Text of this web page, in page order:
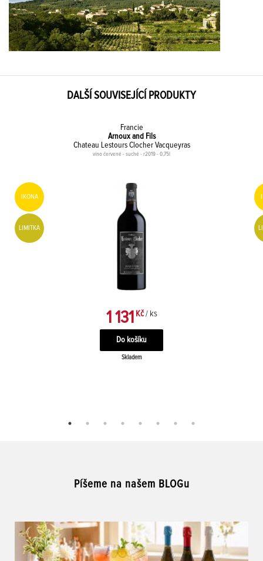
DALŠÍ SOUVISEJÍCÍ PRODUKTY
Francie
Arnoux and Fils
Chateau Lestours Clocher Vacqueyras
víno červené - suché - r2019 - 0,75l
IKONA
LIMITKA
1 131 Kč / ks
Skladem
Píšeme na našem BLOGu